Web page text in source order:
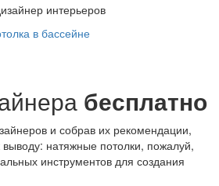
интерьеров
бесплатно
и собрав их рекомендации,
натяжные потолки, пожалуй,
инструментов для создания